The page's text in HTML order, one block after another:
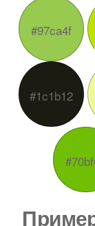
#97ca4f
#1c1b12